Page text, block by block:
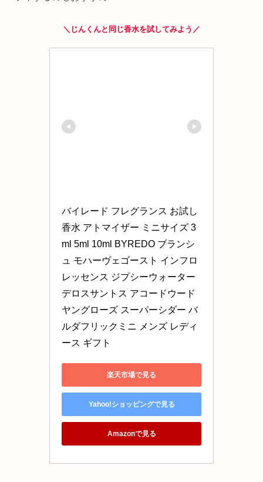
＼じんくんと同じ香水を試してみよう／
バイレード フレグランス お試し
香水 アトマイザー ミニサイズ 3
ml 5ml 10ml BYREDO ブランシ
ュ モハーヴェゴースト インフロ
レッセンス ジプシーウォーター
デロスサントス アコードウード
ヤングローズ スーパーシダー バ
ルダフリックミニ メンズ レディ
ース ギフト
楽天市場で見る
Yahoo!ショッピングで見る
Amazonで見る